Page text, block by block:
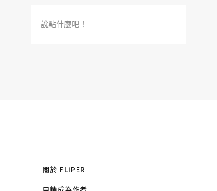
說點什麼吧！
關於 FLiPER
申請成為作者